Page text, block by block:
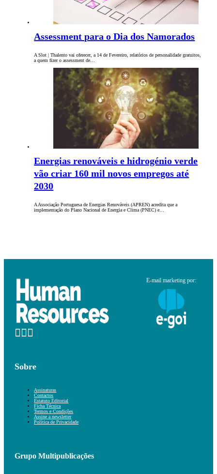
Assessment para o Dia dos Namorados
A Slot | Thalento vai oferecer, a 14 de Fevereiro, relatórios de personalidade gratuitos,
a quem fizer o assessment de…
Energias renováveis e hidrogénio verde
vão criar 160 mil novos empregos até
2030
A Associação Portuguesa de Energias Renováveis (APREN) acredita que a
implementação do Plano Nacional de Energia e Clima (PNEC) e…
E-mail marketing por:
Sobre
Assinaturas
Contactos
Estatuto Editorial
Ficha Técnica
Termos e Condições
Assine a newsletter
Política de Privacidade
Grupo Multipublicações